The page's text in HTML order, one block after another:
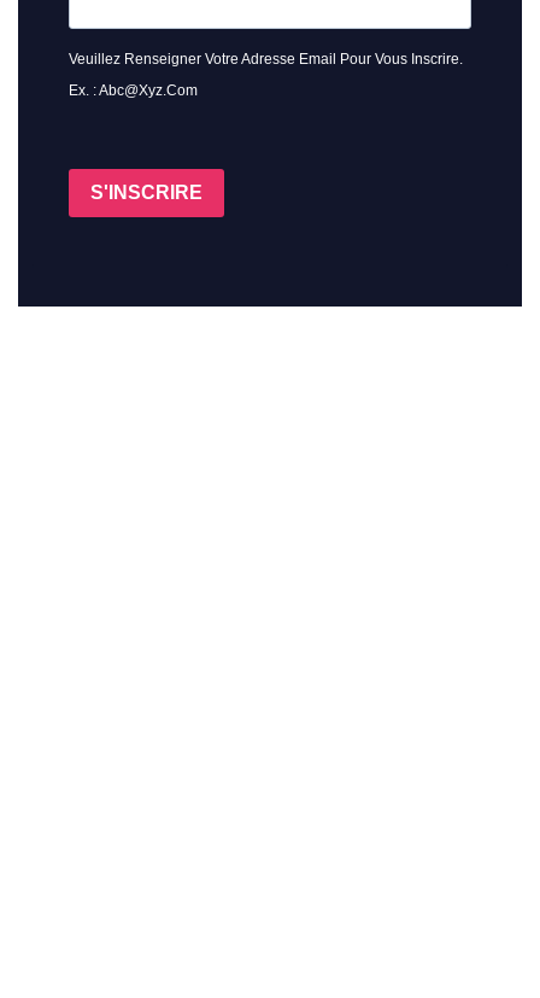
Veuillez Renseigner Votre Adresse Email Pour Vous Inscrire.
Ex. : Abc@xyz.com
S'INSCRIRE